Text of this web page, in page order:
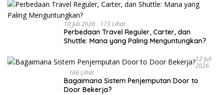
10 Juli 2026 173 Lihat
Perbedaan Travel Reguler, Carter, dan
Shuttle: Mana yang Paling Menguntungkan?
12 Juli
2026
166 Lihat
Bagaimana Sistem Penjemputan Door to
Door Bekerja?